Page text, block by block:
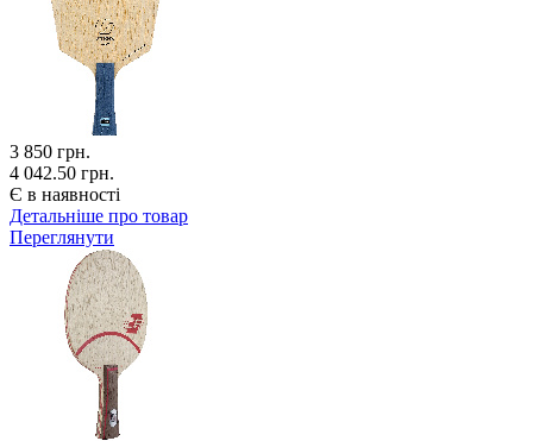
3 850 грн.
4 042.50 грн.
Є в наявності
Детальніше про товар
Переглянути